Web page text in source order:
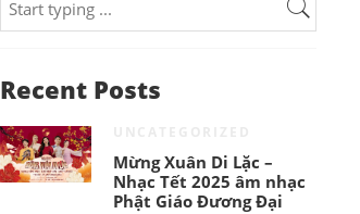
Recent Posts
Mừng Xuân Di Lặc –
Nhạc Tết 2025 âm nhạc
Phật Giáo Đương Đại